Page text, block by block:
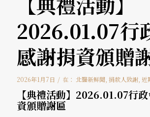
2026.01.07行
感謝捐資頒贈
2026年1月7日 / 在： 北醫新鮮聞, 捐款人致謝, 近
【典禮活動】2026.01.07行
資頒贈謝匾